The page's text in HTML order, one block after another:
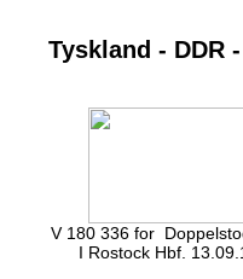
Tyskland - DDR
V 180 336 for
I Rostock Hbf.